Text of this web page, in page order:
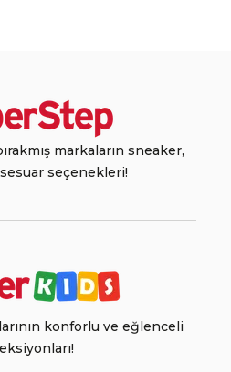
markaların sneaker,
seçenekleri!
konforlu ve eğlenceli